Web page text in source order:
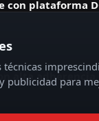
con plataforma
alta adherencia
publicidad para